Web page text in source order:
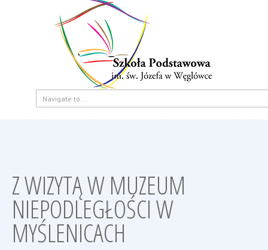
Z WIZYTĄ W MUZEUM
NIEPODLEGŁOŚCI W
MYŚLENICACH